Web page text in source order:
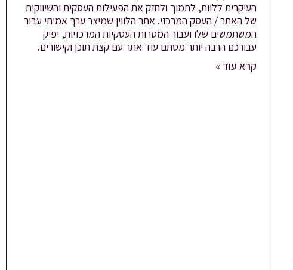
העיקרית ללוות, לתמוך ולחזק את הפעילות העסקית והשיווקית
של האתר / העסק המרכזי. אתר הלווין שמיצר ערך אמיתי עבור
המשתמשים שלו ועבור המטרות העסקיות המרכזיות, יפיק
עבורכם הרבה יותר מסתם עוד אתר עם קצת תוכן וקישורים.
קרא עוד »